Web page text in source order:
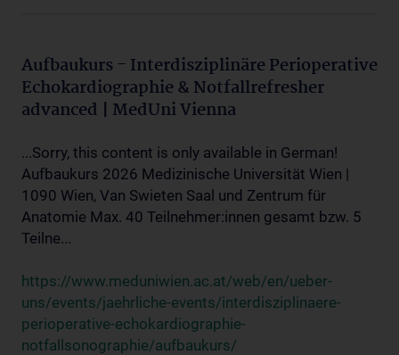
Aufbaukurs - Interdisziplinäre Perioperative
Echokardiographie & Notfallrefresher
advanced | MedUni Vienna
...Sorry, this content is only available in German!
Aufbaukurs 2026 Medizinische Universität Wien |
1090 Wien, Van Swieten Saal und Zentrum für
Anatomie Max. 40 Teilnehmer:innen gesamt bzw. 5
Teilne...
https://www.meduniwien.ac.at/web/en/ueber-
uns/events/jaehrliche-events/interdisziplinaere-
perioperative-echokardiographie-
notfallsonographie/aufbaukurs/